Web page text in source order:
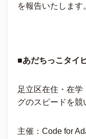
を報告いたします
■あだちっこタイ
足立区在住・在
グのスピードを競
主催：Code for